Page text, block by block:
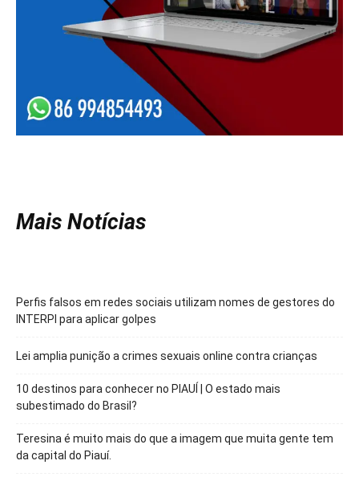
Mais Notícias
Perfis falsos em redes sociais utilizam nomes de gestores do
INTERPI para aplicar golpes
Lei amplia punição a crimes sexuais online contra crianças
10 destinos para conhecer no PIAUÍ | O estado mais
subestimado do Brasil?
Teresina é muito mais do que a imagem que muita gente tem
da capital do Piauí.